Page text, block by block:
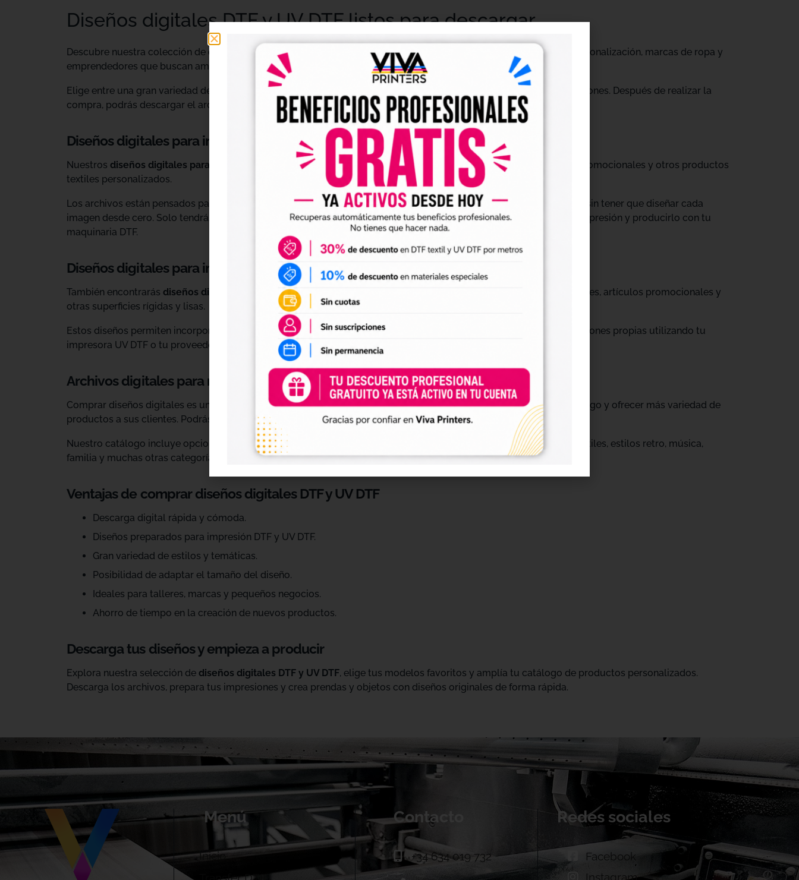
Diseños digitales DTF y UV DTF listos para descargar
Descubre nuestra colección de diseños digitales DTF y UV DTF
, creados para talleres de impresión, negocios de personalización, marcas de ropa y
emprendedores que buscan ampliar su catálogo de forma rápida y sencilla.
Elige entre una gran variedad de diseños individuales y archivos digitales preparados para incorporar a tus producciones. Después de realizar la
compra, podrás descargar el archivo y utilizarlo en tus trabajos de impresión DTF o UV DTF.
Diseños digitales para impresión DTF textil
Nuestros diseños digitales para DTF
son ideales para crear camisetas, sudaderas, tote bags, ropa infantil, prendas promocionales y otros productos
textiles personalizados.
Los archivos están pensados para facilitar la preparación de tus impresiones y ayudarte a crear nuevas colecciones sin tener que diseñar cada
imagen desde cero. Solo tendrás que adaptar el tamaño a tus necesidades, preparar el archivo en tu programa de impresión y producirlo con tu
maquinaria DTF.
Diseños digitales para impresión UV DTF
También encontrarás diseños digitales para UV DTF, perfectos para personalizar vasos, botellas, termos, cajas, envases, artículos promocionales y
otras superficies rígidas y lisas.
Estos diseños permiten incorporar nuevas opciones a tu catálogo de personalización de objetos y preparar producciones propias utilizando tu
impresora UV DTF o tu proveedor habitual de impresión.
Archivos digitales para negocios de personalización
Comprar diseños digitales es una solución práctica para profesionales que quieren ahorrar tiempo, renovar su catálogo y ofrecer más variedad de
productos a sus clientes. Podrás escoger diseños de diferentes estilos, temáticas, temporadas y públicos.
Nuestro catálogo incluye opciones para celebraciones, Navidad, Halloween, deporte, mascotas, frases, diseños infantiles, estilos retro, música,
familia y muchas otras categorías.
Ventajas de comprar diseños digitales DTF y UV DTF
Descarga digital rápida y cómoda.
Diseños preparados para impresión DTF y UV DTF.
Gran variedad de estilos y temáticas.
Posibilidad de adaptar el tamaño del diseño.
Ideales para talleres, marcas y pequeños negocios.
Ahorro de tiempo en la creación de nuevos productos.
Descarga tus diseños y empieza a producir
Explora nuestra selección de diseños digitales DTF y UV DTF, elige tus modelos favoritos y amplía tu catálogo de productos personalizados.
Descarga los archivos, prepara tus impresiones y crea prendas y objetos con diseños originales de forma rápida.
Menú
Inicio
Contacto
+34 634 019 732
Redes sociales
Facebook
Instagram